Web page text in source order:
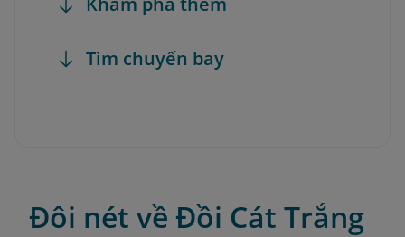
Tìm chuyến bay
Đôi nét về Đồi Cát Trắng